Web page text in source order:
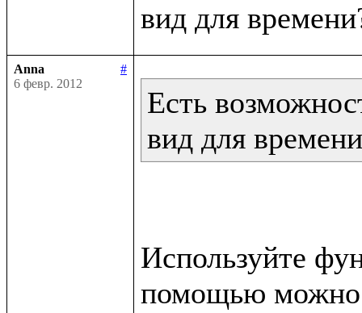
Anna
#
6 февр. 2012
Есть
вид для
Используйте
помощью можно